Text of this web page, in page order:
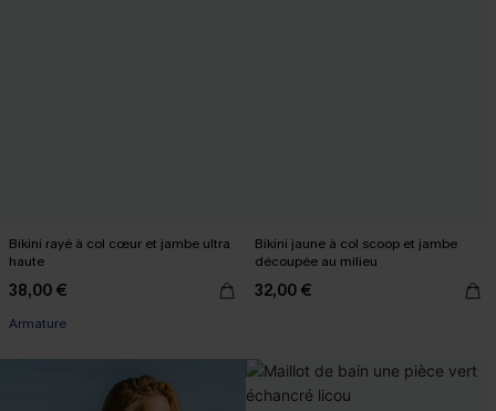
Bikini rayé à col cœur et jambe ultra
haute
38,00 €
Armature
Bikini jaune à col scoop et jambe
découpée au milieu
32,00 €